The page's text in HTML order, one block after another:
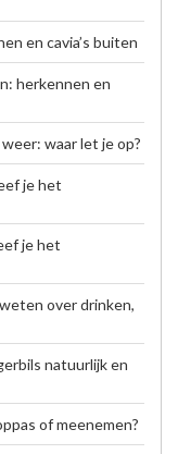
en cavia’s buiten
herkennen en
waar let je op?
je het
je het
over drinken,
natuurlijk en
of meenemen?